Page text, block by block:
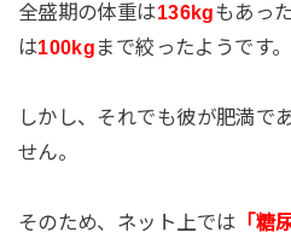
全盛期の体重は136kgもあっ
は100kg まで絞ったようです。
しかし、それでも彼が肥満で
せん。
そのため、ネット上では 「糖